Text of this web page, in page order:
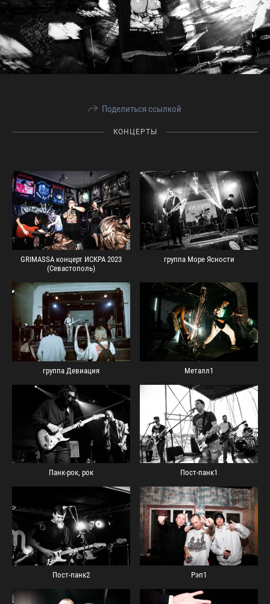
Поделиться ссылкой
КОНЦЕРТЫ
GRIMASSA концерт ИСКРА 2023
(Севастополь)
группа Море Ясности
группа Девиация Металл1
Панк-рок, рок Пост-панк1
Пост-панк2 Рэп1